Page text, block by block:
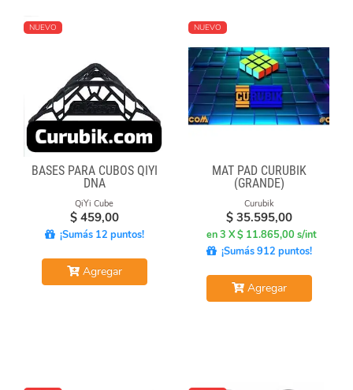
NUEVO
BASES PARA CUBOS QIYI
DNA
QiYi Cube
$ 459,00
¡Sumás 12 puntos!
Agregar
NUEVO
MAT PAD CURUBIK
(GRANDE)
Curubik
$ 35.595,00
en 3 X $ 11.865,00 s/int
¡Sumás 912 puntos!
Agregar